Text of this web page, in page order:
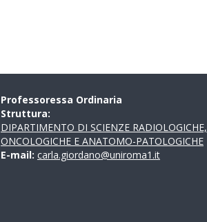
Professoressa Ordinaria
Struttura:
DIPARTIMENTO DI SCIENZE RADIOLOGICHE,
ONCOLOGICHE E ANATOMO-PATOLOGICHE
E-mail: carla.giordano@uniroma1.it